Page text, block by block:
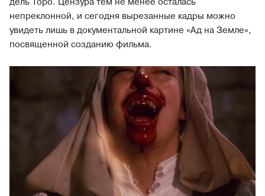
непреклонной, и сегодня вырезанные кадры можно
увидеть лишь в документальной картине «Ад на Земле»,
посвященной созданию фильма.